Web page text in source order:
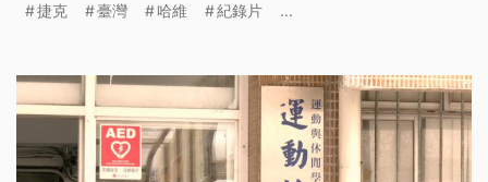
欲用展覽、紀錄片、學術論壇等等，予閣較濟人了解
捷克 臺灣 哈維 紀錄片 ...